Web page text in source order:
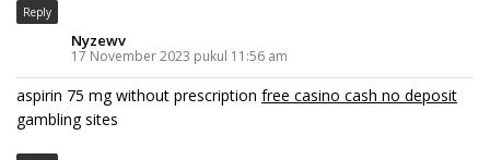
Reply
Nyzewv
17 November 2023 pukul 11:56 am
aspirin 75 mg without prescription free casino cash no deposit
gambling sites